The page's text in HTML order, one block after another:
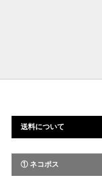
送料について
① ネコポス